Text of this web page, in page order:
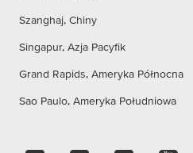
Szanghaj, Chiny
Singapur, Azja Pacyfik
Grand Rapids, Ameryka Północna
Sao Paulo, Ameryka Południowa